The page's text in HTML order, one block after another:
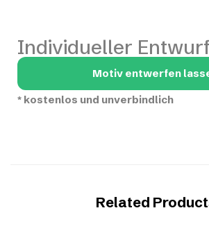
Individueller
Motiv entwerfen
* kostenlos und unverbindlich
Related